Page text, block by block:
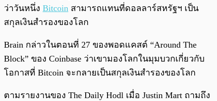
ว่าวันหนึ่ง Bitcoin สามารถแทนที่ดอลลาร์สหรัฐฯ เป็น
สกุลเงินสำรองของโลก
Brain กล่าวในตอนที่ 27 ของพอดแคสต์ “Around The
Block” ของ Coinbase ว่าเขามองโลกในมุมบวกเกี่ยวกับ
โอกาสที่ Bitcoin จะกลายเป็นสกุลเงินสำรองของโลก
ตามรายงานของ The Daily Hodl เมื่อ Justin Mart ถามถึง